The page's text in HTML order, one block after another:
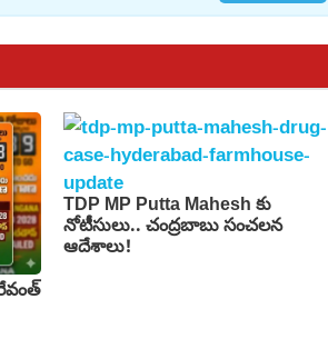
TDP MP Putta Mahesh కు
నోటీసులు.. చంద్రబాబు సంచలన
ఆదేశాలు!